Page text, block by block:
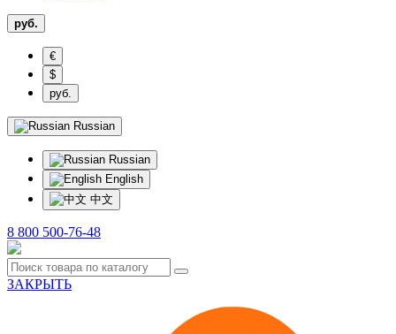
руб.
€
$
руб.
Russian
Russian
English
中文
8 800 500-76-48
ЗАКРЫТЬ